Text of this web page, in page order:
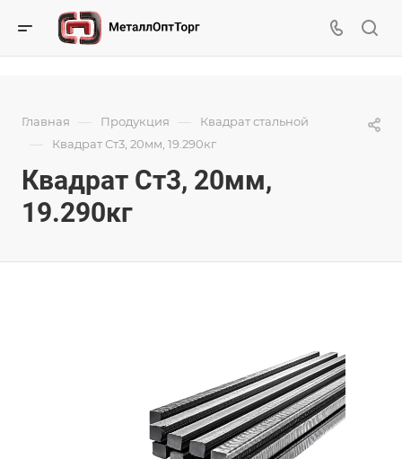
Главная — Продукция — Квадрат стальной
— Квадрат Ст3, 20мм, 19.290кг
Квадрат Ст3, 20мм,
19.290кг